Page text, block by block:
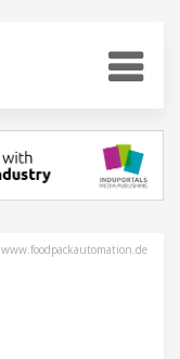
www.foodpackautomation.de